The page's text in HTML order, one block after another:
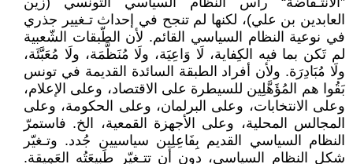
العابدين بن علي)، لكنها لم تنجح في إحداث تـغيير جذري
في نوعية النظام السياسي القائم. لأن الطّبقات الشّعبية
لم تَكن بما فيه الكِفاية، لَا وَاعِيَة، ولَا مُنَظَّمَة، ولَا مُعَبَّئَة،
ولَا مُبَادِرَة. ولأن أفراد الطبقة السائدة القديمة في تونس
بَقُوا هم المُؤَهَّلِين للسيطرة على الاقتصاد، وعلى الإعلام،
وعلى الانتخابات، وعلى البرلمان، وعلى الحكومة، وعلى
المجالس المحلية، وعلى الأجهزة القمعية، الخ. فاستمرّ
النظام السياسي القديم بِفَاعِلِين سياسيين جُدد. وتـغيّر
شكل النظام السياسي، دون أن تتـغيّر طَبِيعَتُه العَمِيقة.